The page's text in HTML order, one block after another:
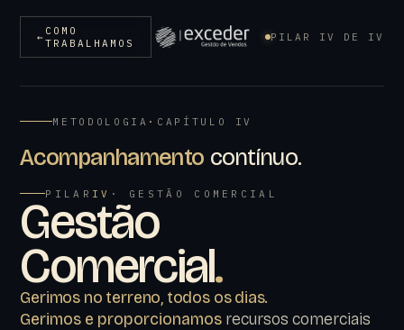
←COMO
TRABALHAMOS
PILAR IV DE IV
METODOLOGIA · CAPÍTULO IV
Acompanhamento contínuo.
PILAR IV · GESTÃO COMERCIAL
Gestão
Comercial.
Gerimos no terreno, todos os dias.
Gerimos e proporcionamos recursos comerciais